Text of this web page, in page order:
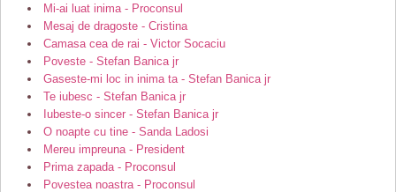
Mi-ai luat inima - Proconsul
Mesaj de dragoste - Cristina
Camasa cea de rai - Victor Socaciu
Poveste - Stefan Banica jr
Gaseste-mi loc in inima ta - Stefan Banica jr
Te iubesc - Stefan Banica jr
Iubeste-o sincer - Stefan Banica jr
O noapte cu tine - Sanda Ladosi
Mereu impreuna - President
Prima zapada - Proconsul
Povestea noastra - Proconsul